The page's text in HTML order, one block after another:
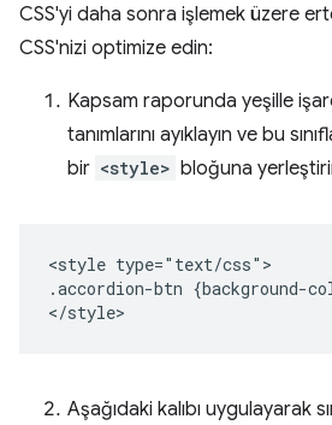
CSS'yi daha sonra işlemek üzere
CSS'nizi optimize edin:
Kapsam raporunda yeşille
tanımlarını ayıklayın ve bu
bir <style> bloğuna
<style type="text/css">
.accordion-btn
Aşağıdaki kalıbı uygulayarak